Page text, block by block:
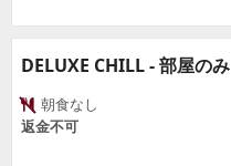
DELUXE CHILL - 部屋のみ
朝食なし
返金不可